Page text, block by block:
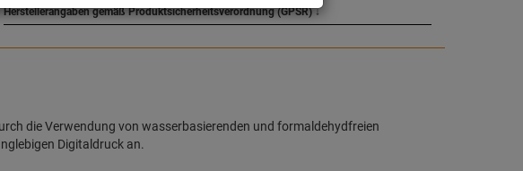
Herstellerangaben gemäß Produktsicherheitsverordnung (GPSR) ↓
die Verwendung von wasserbasierenden und formaldehydfreien
Digitaldruck an.